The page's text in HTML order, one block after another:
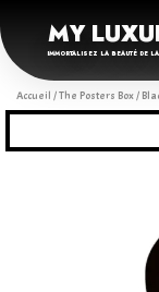
MY
IMMORTALISEZ LA BEAUTÉ DE
Accueil /The Posters Box/